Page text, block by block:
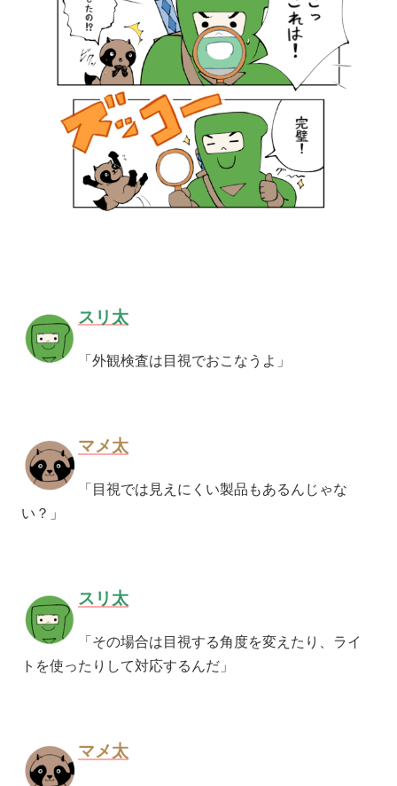
スリ太
「外観検査は目視でおこなうよ」
マメ太
「 目視では見えにくい製品もあるんじゃな
い？」
スリ太
「その場合は目視する角度を変えたり、ライ
トを使ったりして対応するんだ」
マメ太